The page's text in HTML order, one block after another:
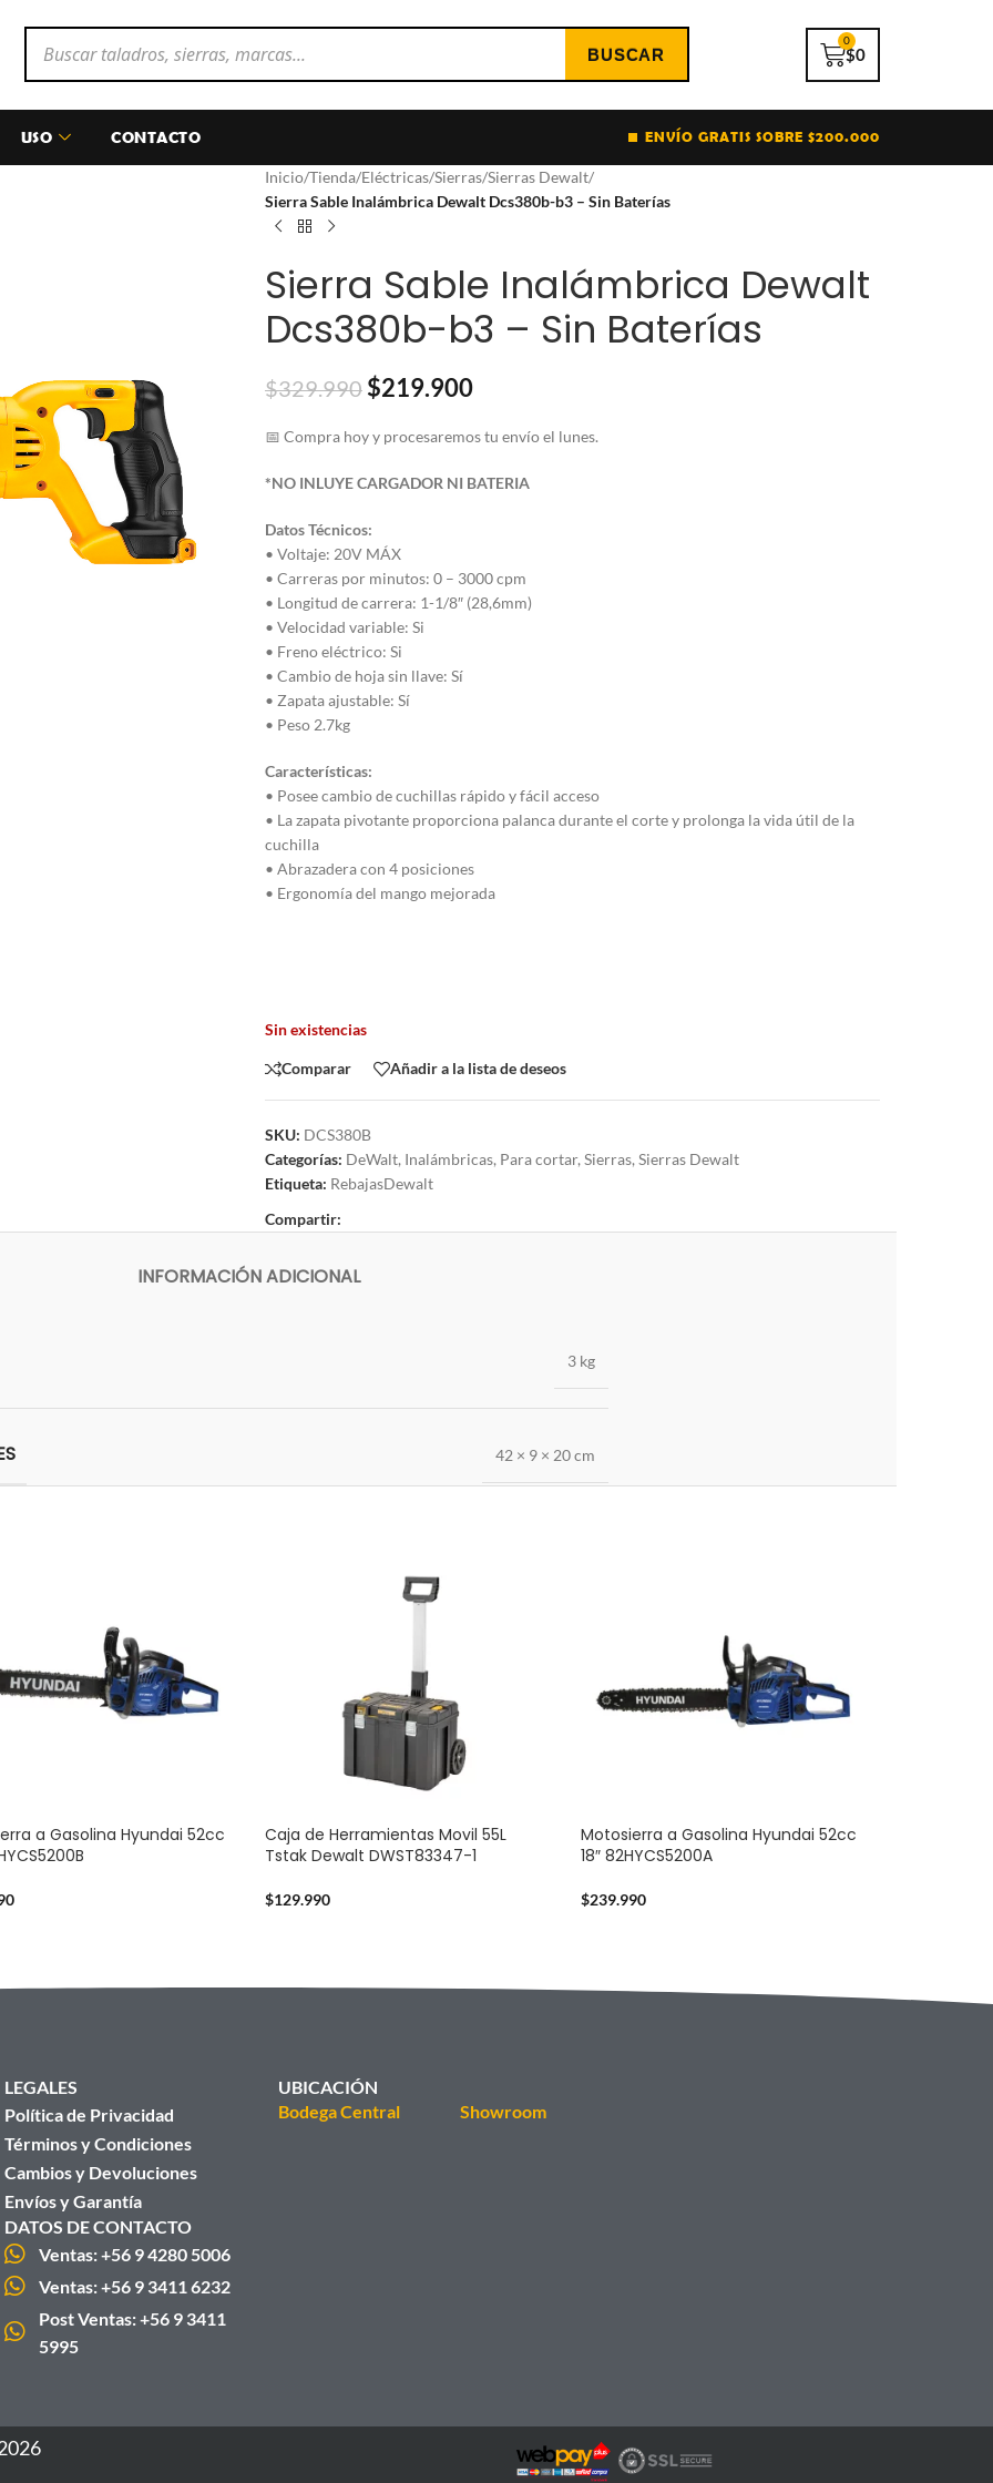
$0
0
USO CONTACTO ENVÍO GRATIS SOBRE $200.000
Inicio/Tienda/Eléctricas/Sierras/Sierras Dewalt/
Sierra Sable Inalámbrica Dewalt Dcs380b-b3 – Sin Baterías
Sierra Sable Inalámbrica Dewalt
Dcs380b-b3 – Sin Baterías
$329.990 $219.900
📅 Compra hoy y procesaremos tu envío el lunes.
*NO INLUYE CARGADOR NI BATERIA
Datos Técnicos:
• Voltaje: 20V MÁX
• Carreras por minutos: 0 – 3000 cpm
• Longitud de carrera: 1-1/8″ (28,6mm)
• Velocidad variable: Si
• Freno eléctrico: Si
• Cambio de hoja sin llave: Sí
• Zapata ajustable: Sí
• Peso 2.7kg
Características:
• Posee cambio de cuchillas rápido y fácil acceso
• La zapata pivotante proporciona palanca durante el corte y prolonga la vida útil de la
cuchilla
• Abrazadera con 4 posiciones
• Ergonomía del mango mejorada
Sin existencias
Comparar Añadir a la lista de deseos
SKU: DCS380B
Categorías: DeWalt, Inalámbricas, Para cortar, Sierras, Sierras Dewalt
Etiqueta: RebajasDewalt
Compartir:
INFORMACIÓN ADICIONAL
3 kg
42 × 9 × 20 cm
a Gasolina Hyundai 52cc
Caja de Herramientas Movil 55L
Tstak Dewalt DWST83347-1
$129.990
Motosierra a Gasolina Hyundai 52cc
18″ 82HYCS5200A
$239.990
LEGALES
Política de Privacidad
Términos y Condiciones
Cambios y Devoluciones
Envíos y Garantía
DATOS DE CONTACTO
Ventas: +56 9 4280 5006
Ventas: +56 9 3411 6232
Post Ventas: +56 9 3411
5995
UBICACIÓN
Bodega Central
Showroom